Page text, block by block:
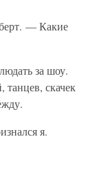
— Какие
за шоу.
скачек
я.